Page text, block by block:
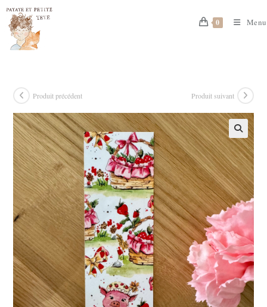
Skip
content
0 Menu
Produit précédent Produit suivant